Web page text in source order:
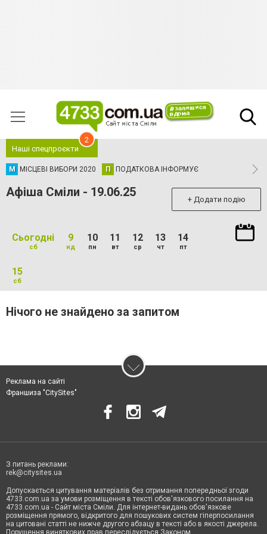
Наші спецпроєкти
2
М МІСЦЕВІ ВИБОРИ 2020 П ПОДАТКОВА ІНФОРМУЄ
Афіша Сміли - 19.06.25 + Додати подію
Сьогодні
сб
9
нд
10
пн
11
вт
12
ср
13
чт
14
пт
15
сб
Нічого не знайдено за запитом
Реклама на сайті
Франшиза "CitySites"
З питань реклами:
rek@citysites.ua
Допускається цитування матеріалів без отримання попередньої згоди
4733.com.ua за умови розміщення в тексті обов'язкового посилання на
4733.com.ua - Сайт міста Сміли. Для інтернет-видань обов'язкове
розміщення прямого, відкритого для пошукових систем гіперпосилання
на цитовані статті не нижче другого абзацу в тексті або в якості джерела.
Порушення виняткових прав переслідується Законом.